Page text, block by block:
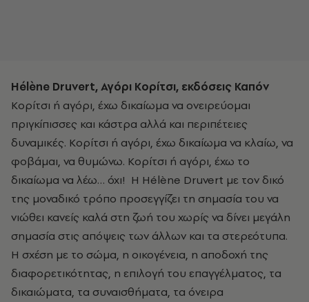
Hélène Druvert, Αγόρι Κορίτσι, εκδόσεις Καπόν
Κορίτσι ή αγόρι, έχω δικαίωμα να ονειρεύομαι
πριγκίπισσες και κάστρα αλλά και περιπέτειες
δυναμικές. Κορίτσι ή αγόρι, έχω δικαίωμα να κλαίω, να
φοβάμαι, να θυμώνω. Κορίτσι ή αγόρι, έχω το
δικαίωμα να λέω… όχι! Η Hélène Druvert με τον δικό
της μοναδικό τρόπο προσεγγίζει τη σημασία του να
νιώθει κανείς καλά στη ζωή του χωρίς να δίνει μεγάλη
σημασία στις απόψεις των άλλων και τα στερεότυπα.
Η σχέση με το σώμα, η οικογένεια, η αποδοχή της
διαφορετικότητας, η επιλογή του επαγγέλματος, τα
δικαιώματα, τα συναισθήματα, τα όνειρα